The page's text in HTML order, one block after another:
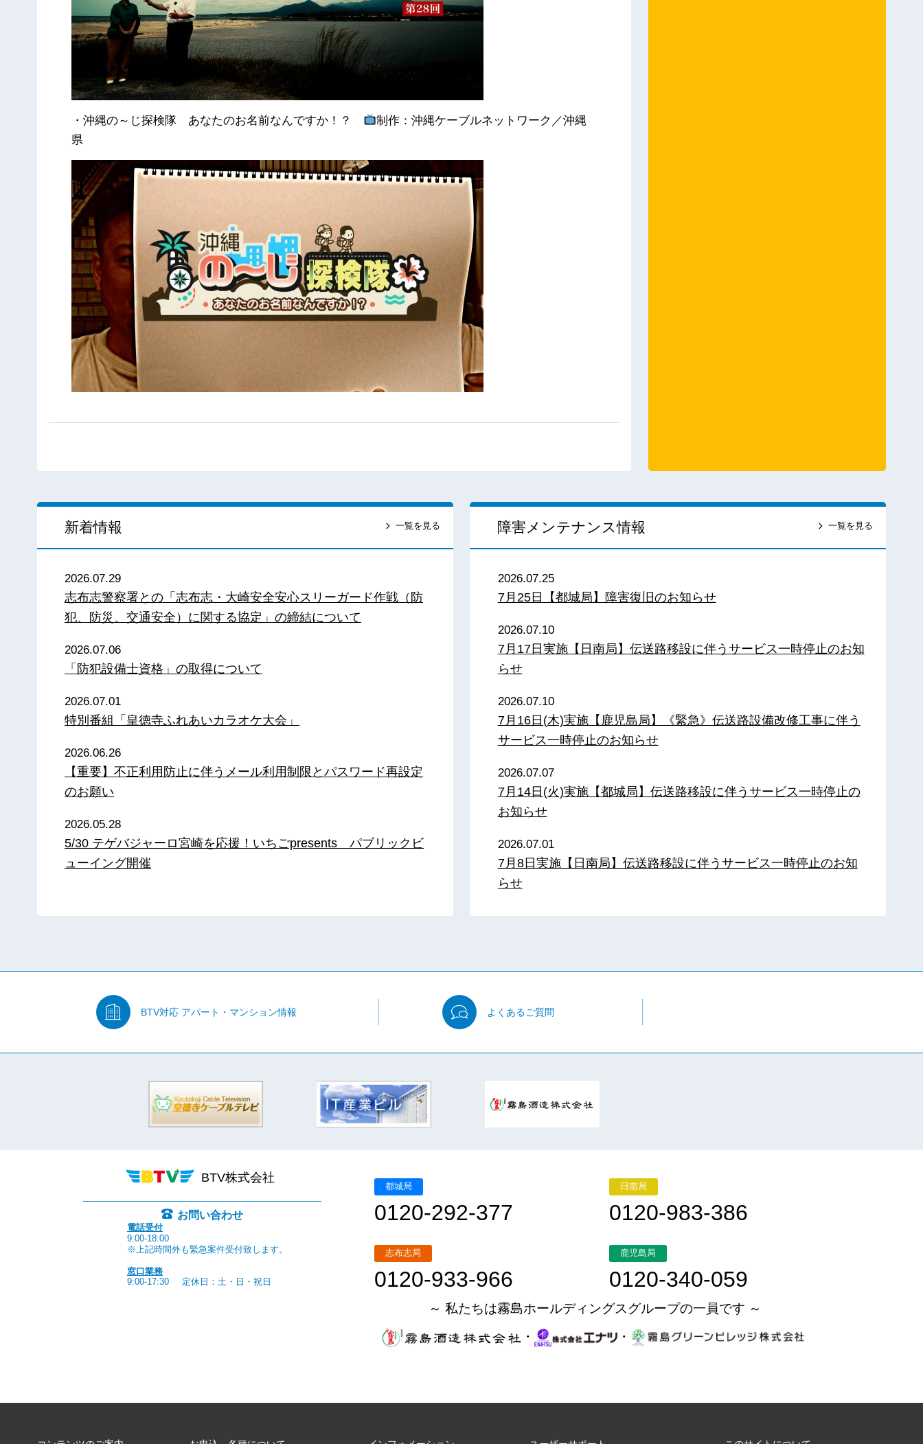
・沖縄の～じ探検隊 あなたのお名前なんですか！？
制作：沖縄ケーブルネットワーク／沖縄
県
新着情報 一覧を見る
2026.07.29
志布志警察署との「志布志・大崎安全安心スリーガード作戦（防
犯、防災、交通安全）に関する協定」の締結について
2026.07.06
「防犯設備士資格」の取得について
2026.07.01
特別番組「皇徳寺ふれあいカラオケ大会」
2026.06.26
【重要】不正利用防止に伴うメール利用制限とパスワード再設定
のお願い
2026.05.28
5/30 テゲバジャーロ宮崎を応援！いちごpresents パブリックビ
ューイング開催
障害メンテナンス情報 一覧を見る
2026.07.25
7月25日【都城局】障害復旧のお知らせ
2026.07.10
7月17日実施【日南局】伝送路移設に伴うサービス一時停止のお知
らせ
2026.07.10
7月16日(木)実施【鹿児島局】《緊急》伝送路設備改修工事に伴う
サービス一時停止のお知らせ
2026.07.07
7月14日(火)実施【都城局】伝送路移設に伴うサービス一時停止の
お知らせ
2026.07.01
7月8日実施【日南局】伝送路移設に伴うサービス一時停止のお知
らせ
BTV対応 アパート・マンション情報 よくあるご質問
BTV株式会社
お問い合わせ
電話受付
9:00-18:00
※上記時間外も緊急案件受付致します。
窓口業務
9:00-17:30
定休日：土・日・祝日
都城局
0120-292-377
日南局
0120-983-386
志布志局
0120-933-966
鹿児島局
0120-340-059
～ 私たちは霧島ホールディングスグループの一員です ～
・
・